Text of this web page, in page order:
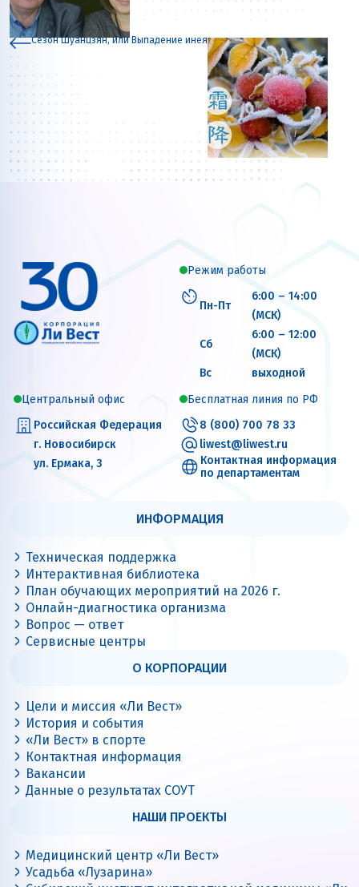
Сезон Шуанцзян, или Выпадение инея
Режим работы
Пн-Пт
6:00 – 14:00
(МСК)
Сб
6:00 – 12:00
(МСК)
Вс
выходной
Центральный офис
Российская Федерация
г. Новосибирск
ул. Ермака, 3
Бесплатная линия по РФ
8 (800) 700 78 33
liwest@liwest.ru
Контактная информация
по департаментам
ИНФОРМАЦИЯ
Техническая поддержка
Интерактивная библиотека
План обучающих мероприятий на 2026 г.
Онлайн-диагностика организма
Вопрос — ответ
Сервисные центры
О КОРПОРАЦИИ
Цели и миссия «Ли Вест»
История и события
«Ли Вест» в спорте
Контактная информация
Вакансии
Данные о результатах СОУТ
НАШИ ПРОЕКТЫ
Медицинский центр «Ли Вест»
Усадьба «Лузарина»